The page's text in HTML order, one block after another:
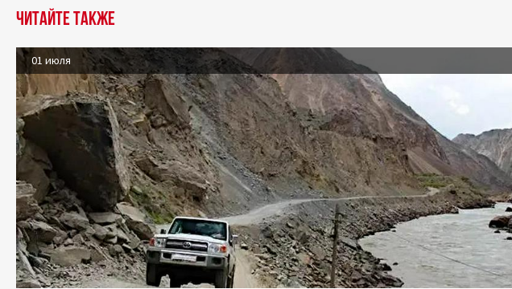
Читайте также
01 июля